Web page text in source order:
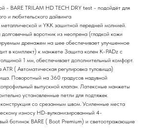
- BARE TRILAM HD TECH DRY test - подойдёт для
и любительского дайвинга
и YKK зашитной передней молнией.
воротник из неопрена (гладкой кожи
дренажем на шее обеспечивает улучшенное
в комплект) к манжете Защита колен K-PADz с
1 мм, обеспечивает дополнительный комфорт.
( Автоматическая регулировка туловища)
Поворотный на 360 градусов надувной
выпускной клапан. Латексные манжеты
установленные петли для подтяжек
со срезанным швом. Усиленные места
износу HD-вулканизированный 4-
ботинок BARE ( Boot Premium) и светоотражающие